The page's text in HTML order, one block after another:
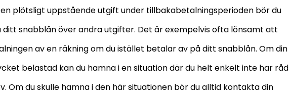
plötsligt uppstående utgift under tillbakabetalningsperioden bör du
snabblån över andra utgifter. Det är exempelvis ofta lönsamt att
av en räkning om du istället betalar av på ditt snabblån. Om din
belastad kan du hamna i en situation där du helt enkelt inte har råd
Om du skulle hamna i den här situationen bör du alltid kontakta din